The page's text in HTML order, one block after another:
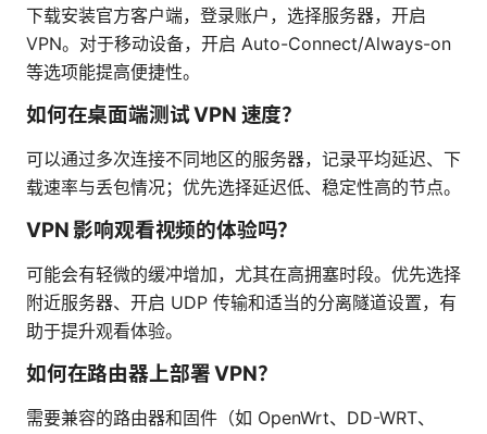
下载安装官方客户端，登录账户，选择服务器，开启
VPN。对于移动设备，开启 Auto-Connect/Always-on
等选项能提高便捷性。
如何在桌面端测试 VPN 速度？
可以通过多次连接不同地区的服务器，记录平均延迟、下
载速率与丢包情况；优先选择延迟低、稳定性高的节点。
VPN 影响观看视频的体验吗？
可能会有轻微的缓冲增加，尤其在高拥塞时段。优先选择
附近服务器、开启 UDP 传输和适当的分离隧道设置，有
助于提升观看体验。
如何在路由器上部署 VPN？
需要兼容的路由器和固件（如 OpenWrt、DD-WRT、